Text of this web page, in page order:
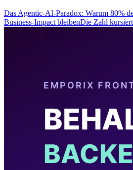
Das Agentic-AI-Paradox: Warum 80%
Business-Impact bleibenDie Zahl